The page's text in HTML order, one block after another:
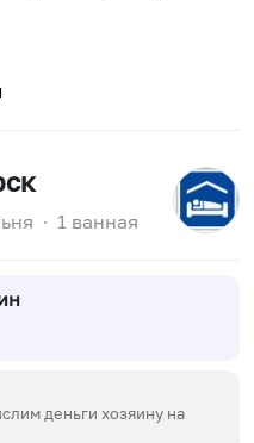
∙ 1 ванная
деньги хозяину на